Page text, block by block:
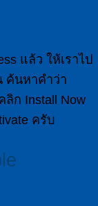
แล้ว ให้เราไป
ค้นหาคำว่า
ลิก Install Now
ครับ